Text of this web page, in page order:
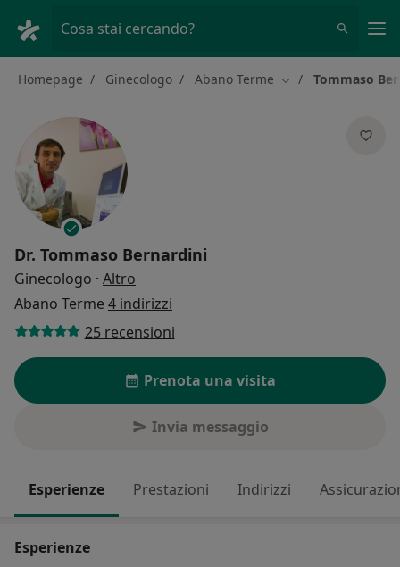
Cosa stai cercando?
Homepage Ginecologo Abano Terme Cambia città
Tommaso
Dr. Tommaso Bernardini
Ginecologo · Altro
Abano Terme 4 indirizzi
25 recensioni
Prenota una visita
Invia messaggio
Esperienze Prestazioni Indirizzi
Esperienze